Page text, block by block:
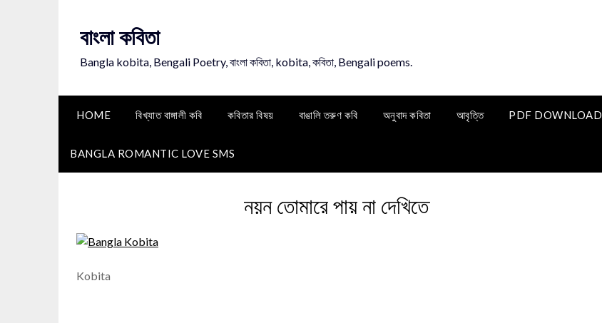
বাংলা কবিতা
Bangla kobita, Bengali Poetry, বাংলা কবিতা, kobita, কবিতা, Bengali poems.
HOME বিখ্যাত বাঙ্গালী কবি কবিতার বিষয় বাঙালি তরুণ কবি অনুবাদ কবিতা আবৃত্তি PDF DOWNLOAD
BANGLA ROMANTIC LOVE SMS
নয়ন তোমারে পায় না দেখিতে
Kobita